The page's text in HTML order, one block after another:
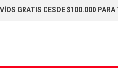
GRATIS DESDE $100.000 PARA